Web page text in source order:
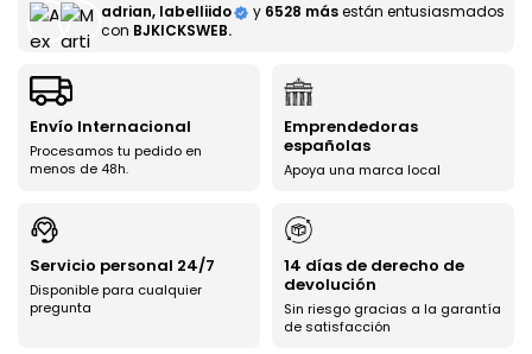
adrian, labelliido y 6528 másestán entusiasmados
con BJKICKSWEB.
Envío Internacional
Procesamos tu pedido en
menos de 48h.
Emprendedoras
españolas
Apoya una marca local
Servicio personal 24/7
Disponible para cualquier
pregunta
14 días de derecho de
devolución
Sin riesgo gracias a la garantía
de satisfacción